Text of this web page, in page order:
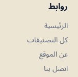
روابط
الرئيسية
كل التصنيفات
عن الموقع
اتصل بنا